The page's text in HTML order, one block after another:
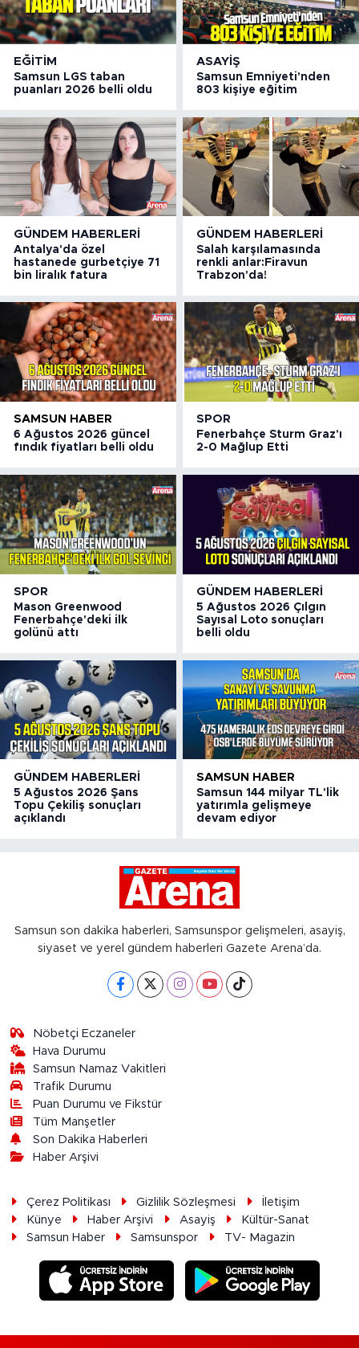
EĞITIM
Samsun LGS taban
puanları 2026 belli oldu
ASAYIŞ
Samsun Emniyeti'nden
803 kişiye eğitim
GÜNDEM HABERLERI
Antalya'da özel
hastanede gurbetçiye 71
bin liralık fatura
GÜNDEM HABERLERI
Salah karşılamasında
renkli anlar:Firavun
Trabzon'da!
SAMSUN HABER
6 Ağustos 2026 güncel
fındık fiyatları belli oldu
SPOR
Fenerbahçe Sturm Graz'ı
2-0 Mağlup Etti
SPOR
Mason Greenwood
Fenerbahçe'deki ilk
golünü attı
GÜNDEM HABERLERI
5 Ağustos 2026 Çılgın
Sayısal Loto sonuçları
belli oldu
GÜNDEM HABERLERI
5 Ağustos 2026 Şans
Topu Çekiliş sonuçları
açıklandı
SAMSUN HABER
Samsun 144 milyar TL'lik
yatırımla gelişmeye
devam ediyor
Samsun son dakika haberleri, Samsunspor gelişmeleri, asayiş,
siyaset ve yerel gündem haberleri Gazete Arena’da.
Nöbetçi Eczaneler
Hava Durumu
Samsun Namaz Vakitleri
Trafik Durumu
Puan Durumu ve Fikstür
Tüm Manşetler
Son Dakika Haberleri
Haber Arşivi
Çerez Politikası Gizlilik Sözleşmesi
İletişim
Künye
Haber Arşivi Asayiş
Kültür-Sanat
Samsun Haber
Samsunspor TV- Magazin